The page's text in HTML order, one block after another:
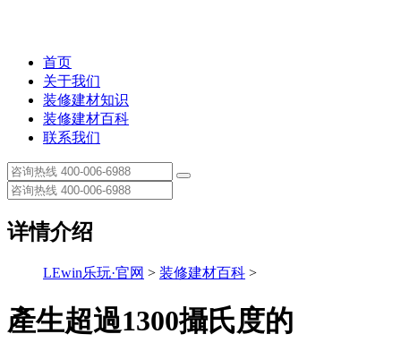
首页
关于我们
装修建材知识
装修建材百科
联系我们
详情介绍
LEwin乐玩·官网 > 装修建材百科 >
產生超過1300攝氏度的